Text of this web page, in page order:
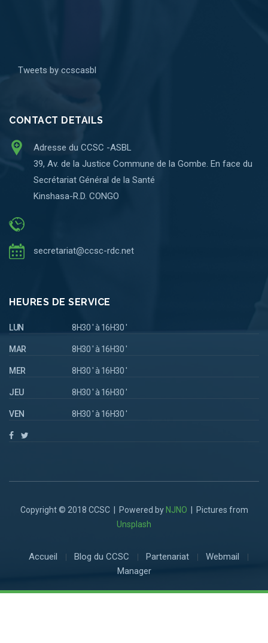
Tweets by ccscasbl
CONTACT DETAILS
Adresse du CCSC -ASBL
39, Av. de la Justice Commune de la Gombe. En face du
Secrétariat Général de la Santé
Kinshasa-R.D. CONGO
secretariat@ccsc-rdc.net
HEURES DE SERVICE
LUN 8H30 ' à 16H30 '
MAR 8H30 ' à 16H30 '
MER 8H30 ' à 16H30 '
JEU 8H30 ' à 16H30 '
VEN 8H30 ' à 16H30 '
Copyright © 2018 CCSC | Powered by NJNO | Pictures from
Unsplash
Accueil Blog du CCSC Partenariat
Webmail
Manager